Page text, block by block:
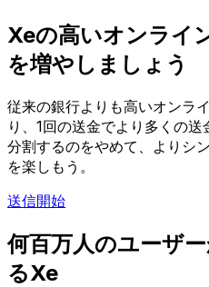
Xeの高いオンライ
を増やしましょう
従来の銀行よりも高いオンラ
り、1回の送金でより多くの
分割するのをやめて、よりシ
を楽しもう。
送信開始
何百万人のユーザ
るXe